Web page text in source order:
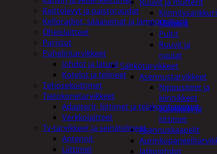
Mutterit
Pultit
Ruuvit ja
naulat
Sähkötarvikkeet
Asennustarvikkeet
Nippusiteet ja
kiinnikkeet
Sulakkeet ja
liittimet
Asennuskaapelit
Jatkojohdot
Keittolevyt ja paistoraudat
Kelloradiot, sääasemat ja lämpömittarit
Oheislaitteet
Paristot
Puhelintarvikkeet
Johdot ja laturit
Kotelot ja telineet
Tehosekoittimet
Tietokonetarvikkeet
Adapterit, liittimet ja telakointiasemat
Verkkolaitteet
Tv-tarvikkeet ja seinätelineet
Antennit
Liittimet